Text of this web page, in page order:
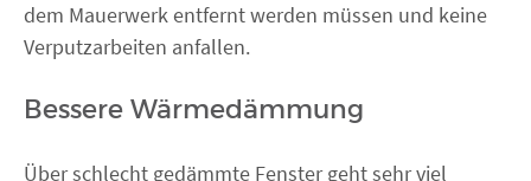
dem Mauerwerk entfernt werden müssen und keine
Verputzarbeiten anfallen.
Bessere Wärmedämmung
Über schlecht gedämmte Fenster geht sehr viel